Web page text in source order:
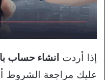
إذا أردت انشاء حساب
عليك مراجعة الشروط